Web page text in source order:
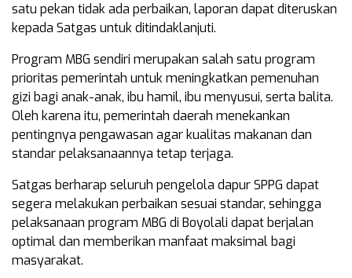
satu pekan tidak ada perbaikan, laporan dapat diteruskan
kepada Satgas untuk ditindaklanjuti.
Program MBG sendiri merupakan salah satu program
prioritas pemerintah untuk meningkatkan pemenuhan
gizi bagi anak-anak, ibu hamil, ibu menyusui, serta balita.
Oleh karena itu, pemerintah daerah menekankan
pentingnya pengawasan agar kualitas makanan dan
standar pelaksanaannya tetap terjaga.
Satgas berharap seluruh pengelola dapur SPPG dapat
segera melakukan perbaikan sesuai standar, sehingga
pelaksanaan program MBG di Boyolali dapat berjalan
optimal dan memberikan manfaat maksimal bagi
masyarakat.